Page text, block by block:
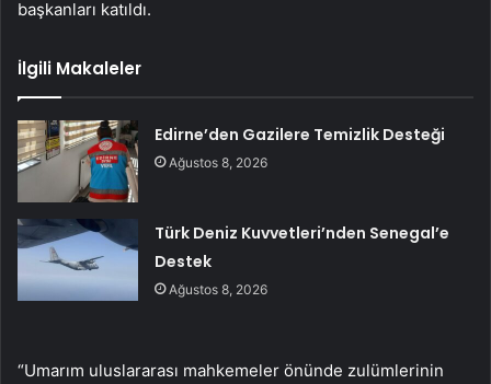
başkanları katıldı.
İlgili Makaleler
Edirne’den Gazilere Temizlik Desteği
Ağustos 8, 2026
Türk Deniz Kuvvetleri’nden Senegal’e
Destek
Ağustos 8, 2026
“Umarım uluslararası mahkemeler önünde zulümlerinin